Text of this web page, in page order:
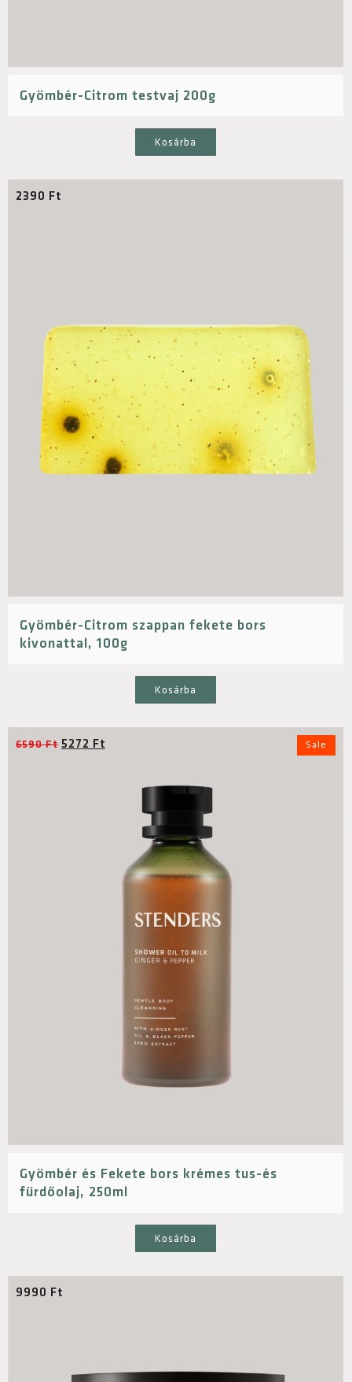
Gyömbér-Citrom testvaj 200g
Kosárba
2390 Ft
Gyömbér-Citrom szappan fekete bors
kivonattal, 100g
Kosárba
Sale
6590Ft 5272 Ft
Gyömbér és Fekete bors krémes tus-és
fürdőolaj, 250ml
Kosárba
9990 Ft